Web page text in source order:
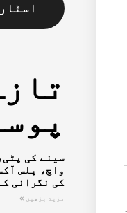
سینے کی
واچ، پلس
کی نگرانی
مزید پڑھیں »